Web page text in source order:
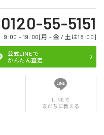
0120-55-5151
9:00 - 19:00[月 - 金 / 土は18:00]
公式LINEで
かんたん査定
LINEで
友だちに教える